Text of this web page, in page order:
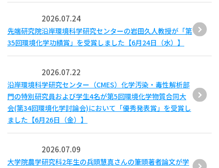
2026.07.24
先端研究院沿岸環境科学研究センターの岩田久人教授が「第
35回環境化学功績賞」を受賞しました【6月24日（水）】
2026.07.22
沿岸環境科学研究センター（CMES）化学汚染・毒性解析部
門の特別研究員および学生4名が第5回環境化学物質合同大
会(第34回環境化学討論会)において「優秀発表賞」を受賞し
ました【6月26日（金）】
2026.07.09
大学院農学研究科2年生の兵頭慧真さんの筆頭著者論文が学